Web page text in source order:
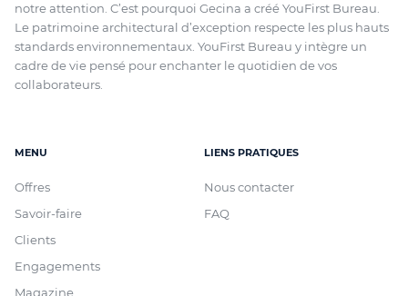
notre attention. C’est pourquoi Gecina a créé YouFirst Bureau.
Le patrimoine architectural d’exception respecte les plus hauts
standards environnementaux. YouFirst Bureau y intègre un
cadre de vie pensé pour enchanter le quotidien de vos
collaborateurs.
MENU
Offres
Savoir-faire
Clients
Engagements
Magazine
LIENS PRATIQUES
Nous contacter
FAQ